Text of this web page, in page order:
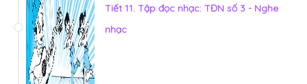
Tiết 11. Tập đọc nhạc: TĐN số 3 - Nghe
nhạc